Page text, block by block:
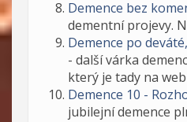
Demence bez
dementní projevy.
Demence po
- další várka
který je tady na
Demence 10 -
jubilejní demence